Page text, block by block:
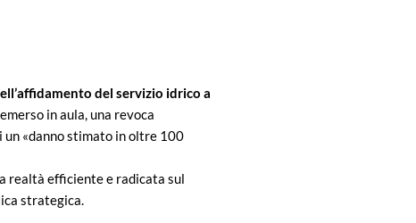
del servizio idrico a
in aula, una revoca
«danno stimato in oltre 100
realtà efficiente e radicata sul
strategica.